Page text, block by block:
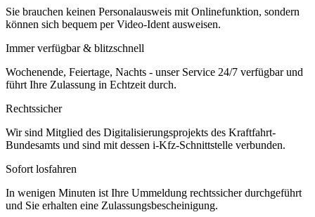
Sie brauchen keinen Personalausweis mit Onlinefunktion, sondern
können sich bequem per Video-Ident ausweisen.
Immer verfügbar & blitzschnell
Wochenende, Feiertage, Nachts - unser Service 24/7 verfügbar und
führt Ihre Zulassung in Echtzeit durch.
Rechtssicher
Wir sind Mitglied des Digitalisierungsprojekts des Kraftfahrt-
Bundesamts und sind mit dessen i-Kfz-Schnittstelle verbunden.
Sofort losfahren
In wenigen Minuten ist Ihre Ummeldung rechtssicher durchgeführt
und Sie erhalten eine Zulassungsbescheinigung.